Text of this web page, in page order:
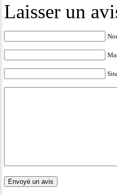
Laisser un